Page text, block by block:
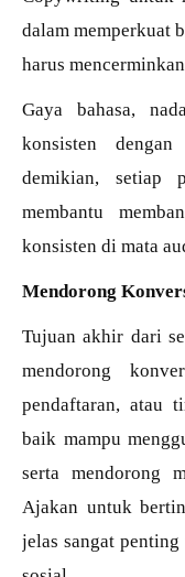
dalam memperkuat
harus
Gaya bahasa,
konsisten
demikian, setiap
membantu
konsisten di mata
Mendorong
Tujuan akhir dari
mendorong
pendaftaran, atau
baik mampu
serta mendorong
Ajakan untuk
jelas sangat